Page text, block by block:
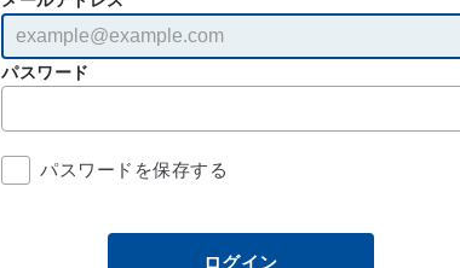
パスワード
パスワードを保存する
ログイン